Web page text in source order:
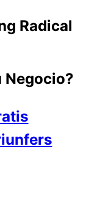
Radical
Negocio?